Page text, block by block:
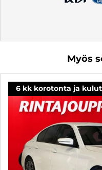
Myös
6 kk korotonta ja